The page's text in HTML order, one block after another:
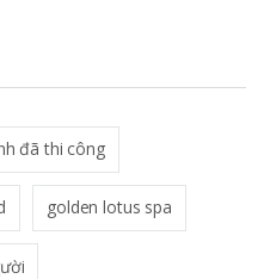
đã thi công
golden lotus spa